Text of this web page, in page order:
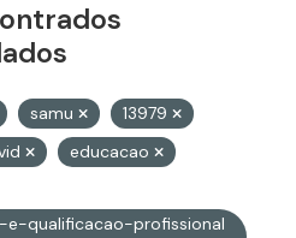
samu
13979
educacao
qualificacao-profissional